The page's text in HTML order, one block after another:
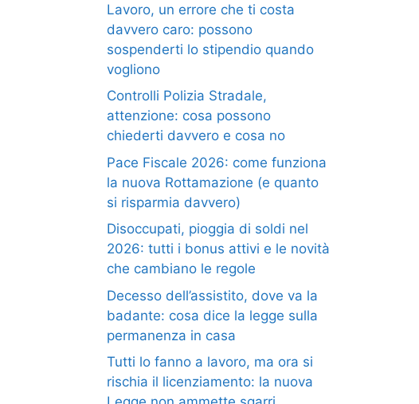
Lavoro, un errore che ti costa
davvero caro: possono
sospenderti lo stipendio quando
vogliono
Controlli Polizia Stradale,
attenzione: cosa possono
chiederti davvero e cosa no
Pace Fiscale 2026: come funziona
la nuova Rottamazione (e quanto
si risparmia davvero)
Disoccupati, pioggia di soldi nel
2026: tutti i bonus attivi e le novità
che cambiano le regole
Decesso dell’assistito, dove va la
badante: cosa dice la legge sulla
permanenza in casa
Tutti lo fanno a lavoro, ma ora si
rischia il licenziamento: la nuova